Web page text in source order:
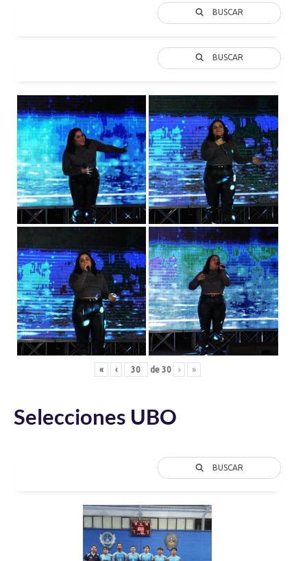
BUSCAR
BUSCAR
« ‹ de 30 › »
Selecciones UBO
BUSCAR